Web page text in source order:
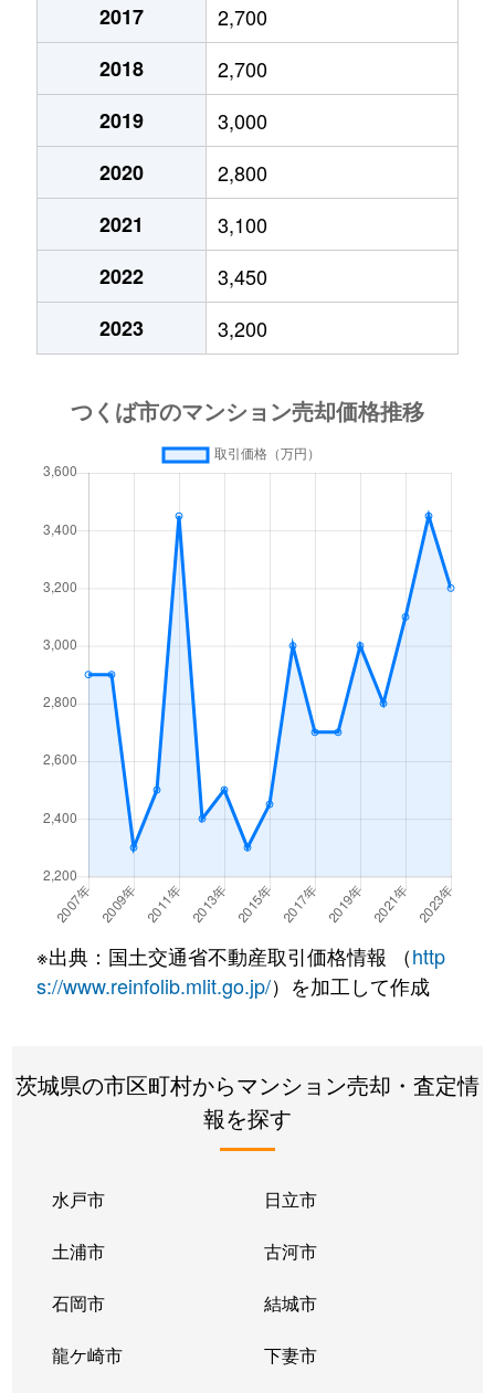
2,800万円 つくば
2,200万円 つくば
2,600万円 つくば
1,300万円 つくば
二の宮
2,000万円 つくば
二の宮
3,200万円 つくば
二の宮
2,900万円 つくば
つくば
2,400万円 つくば
3,000万円
徒歩14分
3,200万円
徒歩10分
松代
2,200万円 つくば
徒歩45分
みどりの
4,200万円 みどりの 徒歩3分
2017
2,700
2018
2,700
2019
3,000
2020
2,800
2021
3,100
2022
3,450
2023
3,200
※出典：国土交通省不動産取引価格情報 （http
s://www.reinfolib.mlit.go.jp/）を加工して作成
茨城県の市区町村からマンション売却・査定情
報を探す
水戸市 日立市
土浦市 古河市
石岡市 結城市
龍ケ崎市 下妻市